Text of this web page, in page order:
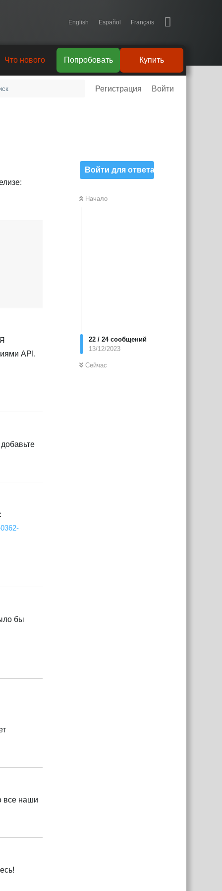
English Español Français
Купить
Попробовать
Что нового
Регистрация Войти
Войти для ответа
Начало
22 / 24сообщений
13/12/2023
Сейчас
API.
бы
все наши